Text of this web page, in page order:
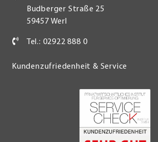
Budberger Straße 25
59457 Werl
Tel.: 02922 888 0
Kundenzufriedenheit & Service